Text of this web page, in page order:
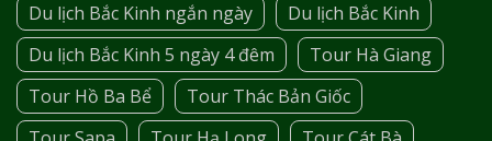
Du lịch Bắc Kinh ngắn ngày
Du lịch Bắc Kinh
Du lịch Bắc Kinh 5 ngày 4 đêm
Tour Hà Giang
Tour Hồ Ba Bể
Tour Thác Bản Giốc